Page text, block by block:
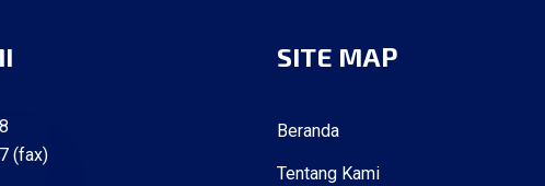
(fax)
SITE MAP
Beranda
Tentang Kami